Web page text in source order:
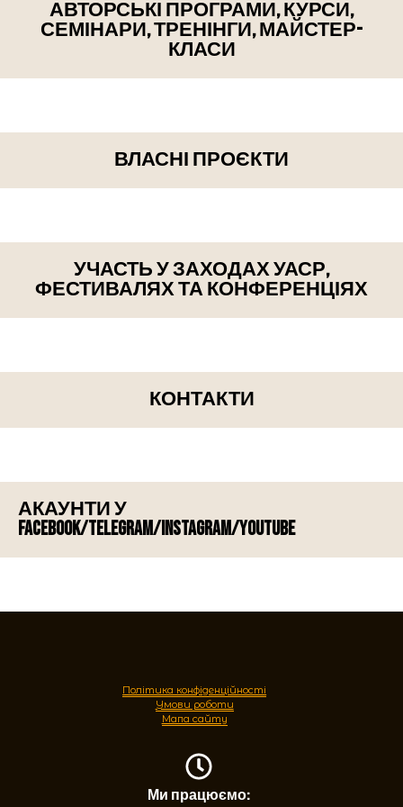
АВТОРСЬКІ ПРОГРАМИ, КУРСИ,
СЕМІНАРИ, ТРЕНІНГИ, МАЙСТЕР-
КЛАСИ
ВЛАСНІ ПРОЄКТИ
УЧАСТЬ У ЗАХОДАХ УАСР,
ФЕСТИВАЛЯХ ТА КОНФЕРЕНЦІЯХ
КОНТАКТИ
АКАУНТИ У
FACEBOOK/TELEGRAM/INSTAGRAM/YOUTUBE
Політика конфіденційності
Умови роботи
Мапа сайту
Ми працюємо: